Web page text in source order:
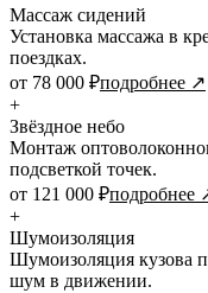
Массаж сидений
Установка массажа в
поездках.
от 78 000 ₽подробнее ↗
+
Звёздное небо
Монтаж
подсветкой точек.
от 121 000 ₽подробнее
+
Шумоизоляция
Шумоизоляция кузова
шум в движении.